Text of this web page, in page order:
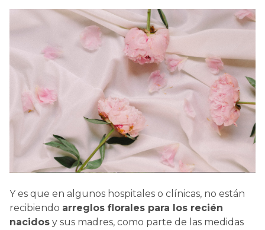
Y es que en algunos hospitales o clínicas, no están
recibiendo arreglos florales para los recién
nacidos y sus madres, como parte de las medidas